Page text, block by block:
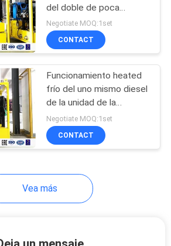
cortador
de potencia
del doble de poca
velocidad para la planta
de la caldera, refinería
Negotiate MOQ:1set
CONTACT
Funcionamiento heated
frío del uno mismo diesel
de la unidad de la
estación o de poder de
la prensa hidráulica del
área
Negotiate MOQ:1set
CONTACT
Vea más